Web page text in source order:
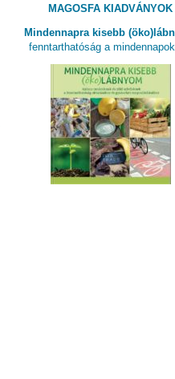
MAGOSFA KIADVÁNYOK
Mindennapra kisebb
fenntarthatóság a